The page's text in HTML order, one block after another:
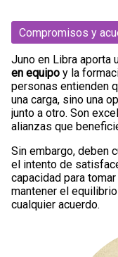
Compromisos y
Juno en Libra aporta
en equipo y la
personas entienden
una carga, sino una
junto a otro. Son
alianzas que
Sin embargo, deben
el intento de
capacidad para
mantener el
cualquier acuerdo.